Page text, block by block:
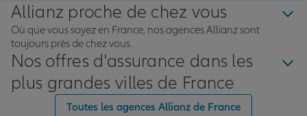
Allianz proche de chez vous
Où que vous soyez en France, nos agences Allianz sont
toujours près de chez vous.
Nos offres d'assurance dans les
plus grandes villes de France
Toutes les agences Allianz de France